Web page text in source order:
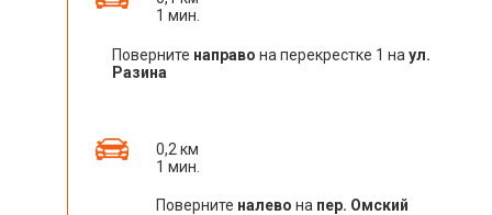
1 мин.
Поверните направо на перекрестке 1 на ул.
Разина
0,2 км
1 мин.
Поверните налево на пер. Омский